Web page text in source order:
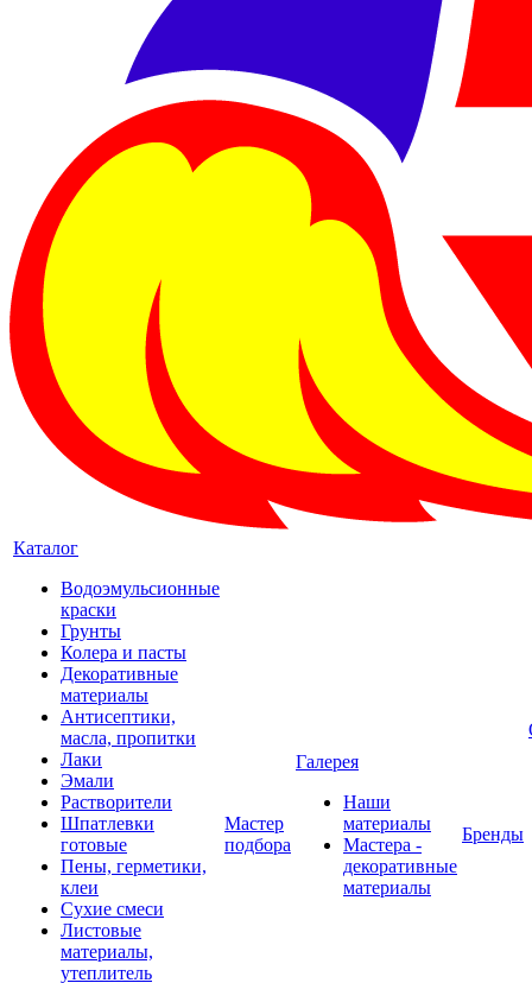
Каталог
Водоэмульсионные
краски
Грунты
Колера и пасты
Декоративные
материалы
Антисептики,
масла, пропитки
Лаки
Эмали
Растворители
Шпатлевки
готовые
Пены, герметики,
клеи
Сухие смеси
Листовые
материалы,
утеплитель
Мастер
подбора
Галерея
Наши
материалы
Мастера -
декоративные
материалы
Бренды